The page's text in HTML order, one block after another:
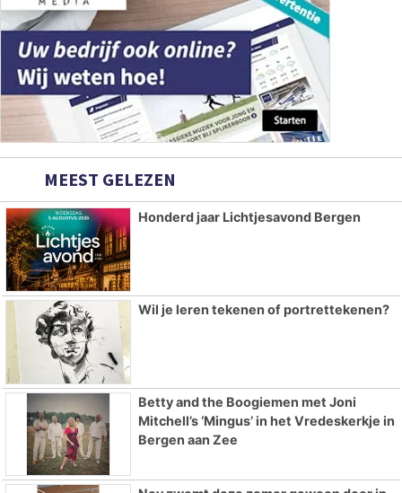
MEEST GELEZEN
Honderd jaar Lichtjesavond Bergen
Wil je leren tekenen of portrettekenen?
Betty and the Boogiemen met Joni
Mitchell’s ‘Mingus’ in het Vredeskerkje in
Bergen aan Zee